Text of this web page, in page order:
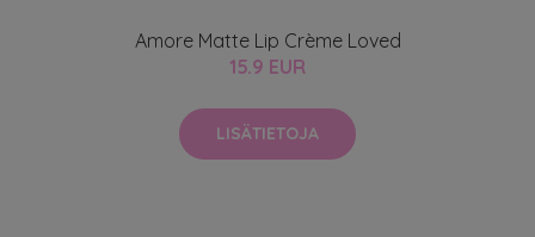
Amore Matte Lip Crème Loved
15.9 EUR
LISÄTIETOJA